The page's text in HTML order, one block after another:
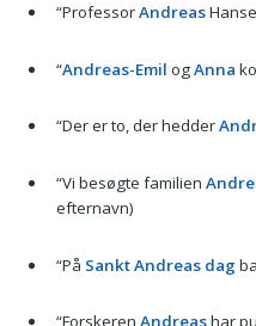
“ProfessorAndreas
“Andreas-Emil ogAnna
“Der er to, der hedder
“Vi besøgte familien
efternavn)
“På Sankt Andreas dag
“Forskeren Andreashar